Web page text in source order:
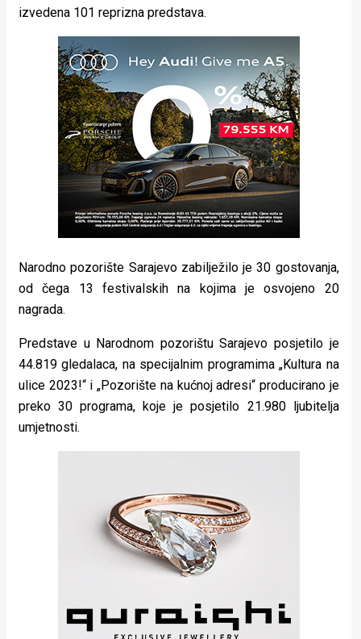
izvedena 101 reprizna predstava.
Narodno pozorište Sarajevo zabilježilo je 30 gostovanja,
od čega 13 festivalskih na kojima je osvojeno 20
nagrada.
Predstave u Narodnom pozorištu Sarajevo posjetilo je
44.819 gledalaca, na specijalnim programima „Kultura na
ulice 2023!“ i „Pozorište na kućnoj adresi“ producirano je
preko 30 programa, koje je posjetilo 21.980 ljubitelja
umjetnosti.